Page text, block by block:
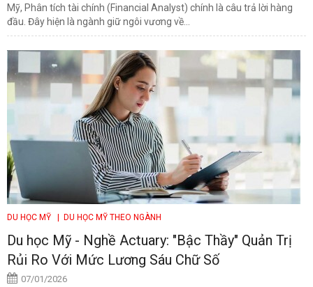
Mỹ, Phân tích tài chính (Financial Analyst) chính là câu trả lời hàng
đầu. Đây hiện là ngành giữ ngôi vương về...
DU HỌC MỸ | DU HỌC MỸ THEO NGÀNH
Du học Mỹ - Nghề Actuary: "Bậc Thầy" Quản Trị
Rủi Ro Với Mức Lương Sáu Chữ Số
07/01/2026